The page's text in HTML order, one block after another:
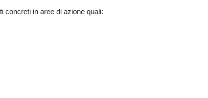
concreti in aree di azione quali: